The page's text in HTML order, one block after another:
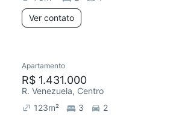
Ver contato
Apartamento
R$ 1.431.000
R. Venezuela, Centro
123m² 3
2